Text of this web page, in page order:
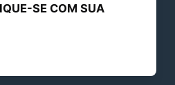
SE COM SUA